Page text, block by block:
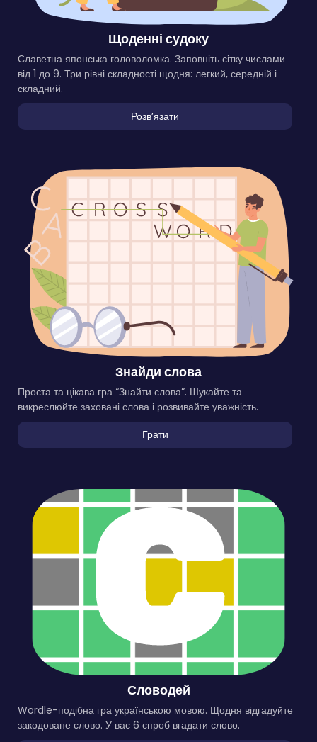
Щоденні судоку
Славетна японська головоломка. Заповніть сітку числами
від 1 до 9. Три рівні складності щодня: легкий, середній і
складний.
Розвʼязати
Знайди слова
Проста та цікава гра “Знайти слова”. Шукайте та
викреслюйте заховані слова і розвивайте уважність.
Грати
Словодей
Wordle-подібна гра українською мовою. Щодня відгадуйте
закодоване слово. У вас 6 спроб вгадати слово.